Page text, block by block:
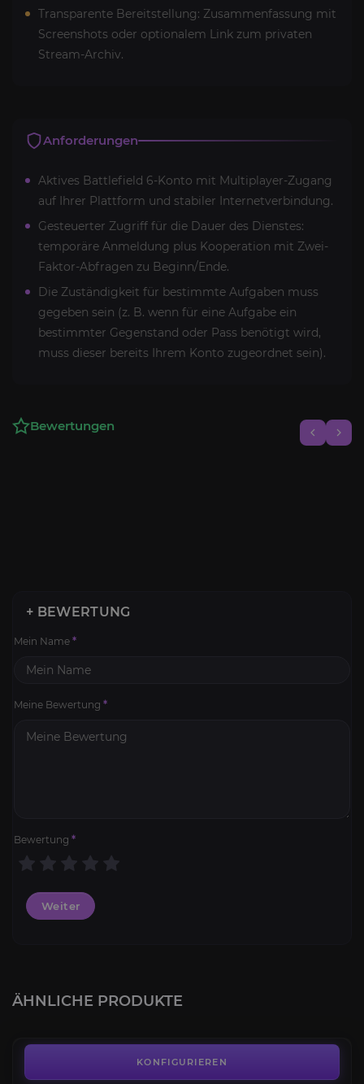
Transparente Bereitstellung: Zusammenfassung mit
Screenshots oder optionalem Link zum privaten
Stream-Archiv.
Anforderungen
Aktives Battlefield 6-Konto mit Multiplayer-Zugang
auf Ihrer Plattform und stabiler Internetverbindung.
Gesteuerter Zugriff für die Dauer des Dienstes:
temporäre Anmeldung plus Kooperation mit Zwei-
Faktor-Abfragen zu Beginn/Ende.
Die Zuständigkeit für bestimmte Aufgaben muss
gegeben sein (z. B. wenn für eine Aufgabe ein
bestimmter Gegenstand oder Pass benötigt wird,
muss dieser bereits Ihrem Konto zugeordnet sein).
Bewertungen
+ BEWERTUNG
Mein Name *
Meine Bewertung *
Bewertung *
Weiter
ÄHNLICHE PRODUKTE
KONFIGURIEREN
Fahrzeug-Leveling